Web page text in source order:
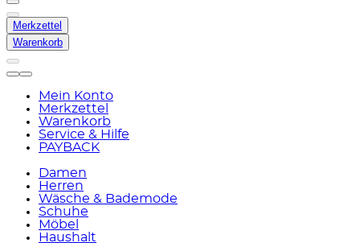
Merkzettel
Warenkorb
Mein Konto
Merkzettel
Warenkorb
Service & Hilfe
PAYBACK
Damen
Herren
Wäsche & Bademode
Schuhe
Möbel
Haushalt